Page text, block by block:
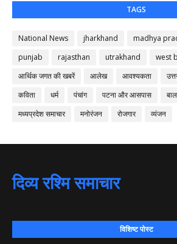
TAGS
National News jharkhand madhya
punjab
rajasthan utrakhand
west
आर्थिक जगत की खबरें
आलेख आवश्यकता
कविता
धर्म पंचांग पटना और आसपास
मध्यप्रदेश समाचार
मनोरंजन रोजगार व्यंजन
दिव्य रश्मि समाचार
विशिष्ट पोस्ट